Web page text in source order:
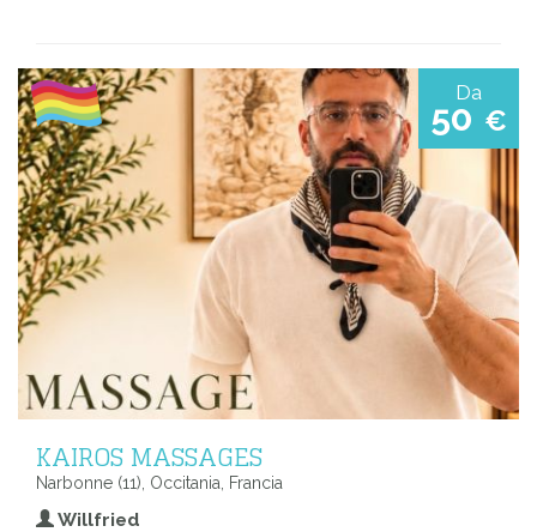
Da
50 €
KAIROS MASSAGES
Narbonne (11), Occitania, Francia
Willfried